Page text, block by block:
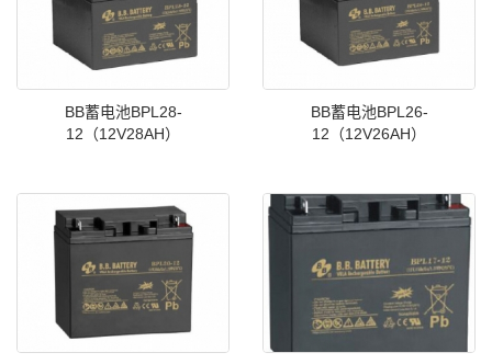
BB蓄电池BPL28-
12（12V28AH）
BB蓄电池BPL26-
12（12V26AH）